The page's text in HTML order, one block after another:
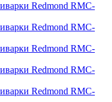
Redmond RMC-
Redmond RMC-
Redmond RMC-
Redmond RMC-
Redmond RMC-